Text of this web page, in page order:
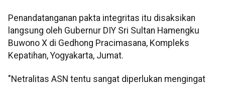
Penandatanganan pakta integritas itu disaksikan
langsung oleh Gubernur DIY Sri Sultan Hamengku
Buwono X di Gedhong Pracimasana, Kompleks
Kepatihan, Yogyakarta, Jumat.
"Netralitas ASN tentu sangat diperlukan mengingat